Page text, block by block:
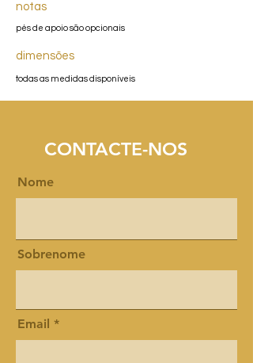
notas
pés de apoio são opcionais
dimensões
todas as medidas disponíveis
CONTACTE-NOS
Nome
Sobrenome
Email